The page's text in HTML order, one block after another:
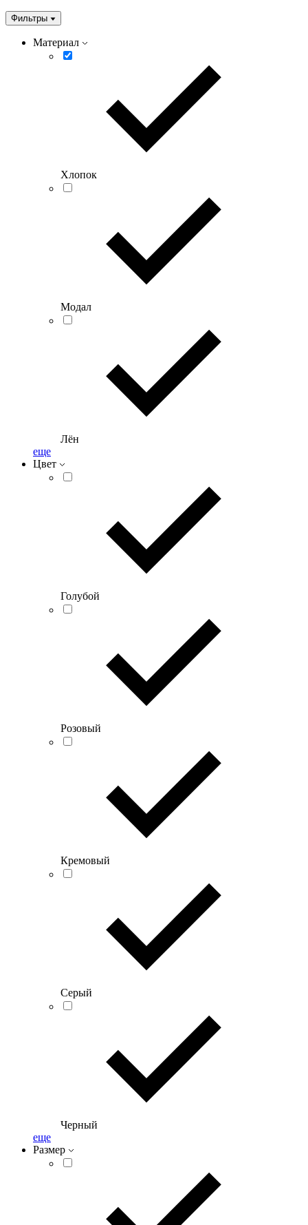
Фильтры
Материал
Хлопок
Модал
Лён
еще
Цвет
Голубой
Розовый
Кремовый
Серый
Черный
еще
Размер